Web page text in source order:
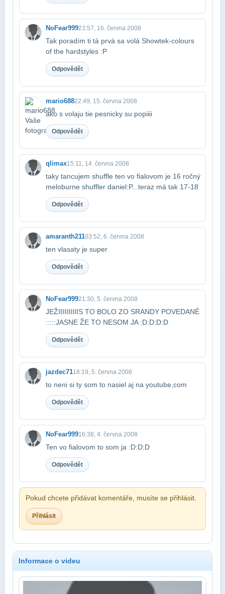
NoFear99923:57, 16. června 2008
Tak poradím ti tá prvá sa volá Showtek-colours
of the hardstyles :P
Odpovědět
mario68822:49, 15. června 2008
ako s volaju tie pesnicky su popiiii
Odpovědět
qlimax15:11, 14. června 2008
taky tancujem shuffle ten vo fialovom je 16 ročný
meloburne shuffler daniel​:P...teraz má tak 17-18
Odpovědět
amaranth21103:52, 6. června 2008
ten vlasaty je super
Odpovědět
NoFear99921:30, 5. června 2008
JEŽIIIIIIIIIIS TO BOLO ZO SRANDY POVEDANÉ
:::::JASNE ŽE TO NESOM JA :D:D:D:D
Odpovědět
jazdec7118:19, 5. června 2008
to neni si ty som to nasiel aj na youtube,com
Odpovědět
NoFear99916:38, 4. června 2008
Ten vo fialovom to som ja :D:D:D
Odpovědět
Pokud chcete přidávat komentáře, musíte se přihlásit.
Přihlásit
Informace o videu